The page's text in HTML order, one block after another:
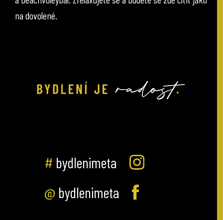
na dovolené.
# bydlenimeta
@ bydlenimeta